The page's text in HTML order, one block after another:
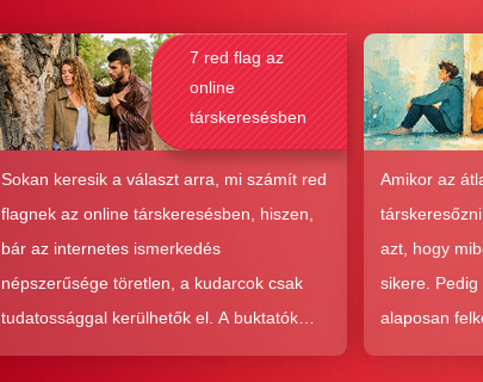
7 red flag az
online
társkeresésben
Sokan keresik a választ arra, mi számít red
flagnek az online társkeresésben, hiszen,
bár az internetes ismerkedés
népszerűsége töretlen, a kudarcok csak
tudatossággal kerülhetők el. A buktatók
ellenére ez a társkeresési forma joggal
Amikor az
azt, hogy
sikere.
alaposan
kudarctól